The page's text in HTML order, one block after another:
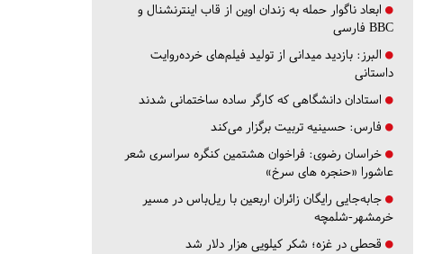
ابعاد ناگوار حمله به زندان اوین از قاب اینترنشنال و
BBC فارسی
البرز: بازدید میدانی از تولید فیلم‌های خرده‌روایت
داستانی
استادان دانشگاهی که کارگر ساده ساختمانی شدند
فارس: حسینیه تربیت برگزار می‌کند
خراسان رضوی: فراخوان هشتمین کنگره سراسری شعر
عاشورا «حنجره های سرخ»
جابه‌جایی رایگان زائران اربعین با ریل‌باس در مسیر
خرمشهر-شلمچه
قحطی در غزه؛ شکر کیلویی هزار دلار شد